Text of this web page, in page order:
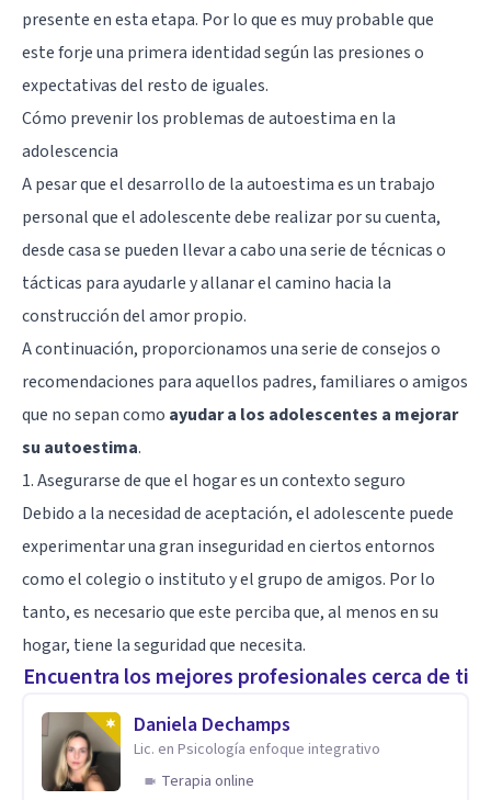
presente en esta etapa. Por lo que es muy probable que
este forje una primera identidad según las presiones o
expectativas del resto de iguales.
Cómo prevenir los problemas de autoestima en la
adolescencia
A pesar que el desarrollo de la autoestima es un trabajo
personal que el adolescente debe realizar por su cuenta,
desde casa se pueden llevar a cabo una serie de técnicas o
tácticas para ayudarle y allanar el camino hacia la
construcción del amor propio.
A continuación, proporcionamos una serie de consejos o
recomendaciones para aquellos padres, familiares o amigos
que no sepan como ayudar a los adolescentes a mejorar
su autoestima.
1. Asegurarse de que el hogar es un contexto seguro
Debido a la necesidad de aceptación, el adolescente puede
experimentar una gran inseguridad en ciertos entornos
como el colegio o instituto y el grupo de amigos. Por lo
tanto, es necesario que este perciba que, al menos en su
hogar, tiene la seguridad que necesita.
Encuentra los mejores profesionales cerca de ti
Daniela Dechamps
Lic. en Psicología enfoque integrativo
Terapia online